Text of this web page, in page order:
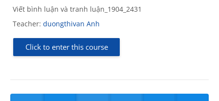
Viết bình luận và tranh luận_1904_2431
Teacher: duongthivan Anh
Click to enter this course